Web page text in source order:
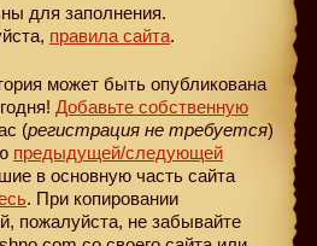
для заполнения.
правила сайта.
может быть опубликована
Добавьте собственную
(регистрация не требуется)
предыдущей/следующей
в основную часть сайта
. При копировании
пожалуйста, не забывайте